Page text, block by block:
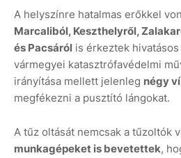
A helyszínre hatalmas erőkkel
Marcaliból, Keszthelyről,
és Pacsáról is érkeztek
vármegyei katasztrófavédelmi
irányítása mellett jelenleg négy
megfékezni a pusztító lángokat.
A tűz oltását nemcsak a tűzoltók
munkagépeket is bevetettek,